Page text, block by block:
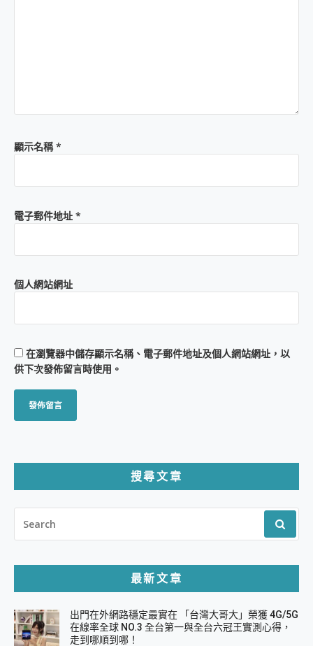
顯示名稱*
電子郵件地址 *
個人網站網址
在瀏覽器中儲存顯示名稱、電子郵件地址及個人網站網址，以
供下次發佈留言時使用。
搜尋文章
FOR:
最新文章
出門在外網路穩定最實在 「台灣大哥大」榮獲 4G/5G
在線率全球 NO.3 全台第一與全台六冠王實測心得，
走到哪順到哪！